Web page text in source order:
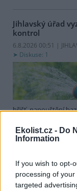
Ekolist.cz - Do
Information
If you wish to opt-
processing of
targeted
Jihlavský úřad
kontrol
6.8.2026 00:51 |
Diskuse: 1
hřišť, napouštění
kontrolovat
všechny obce
Celníci odhalili
stovku ptáků